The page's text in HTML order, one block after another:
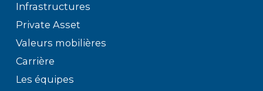
Infrastructures
Private Asset
Valeurs mobilières
Carrière
Les équipes